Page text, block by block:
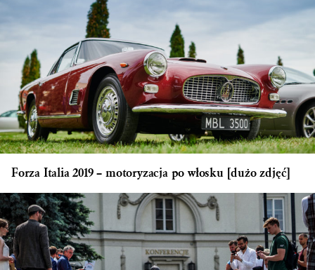
Forza Italia 2019 – motoryzacja po włosku [dużo zdjęć]